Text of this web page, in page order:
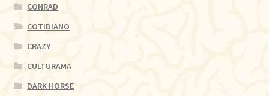
CONRAD
COTIDIANO
CRAZY
CULTURAMA
DARK HORSE